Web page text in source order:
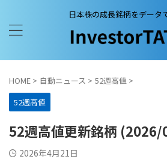
日本株の成長銘柄をデータ
HOME > 自動ニュース > 52週高値 >
52週高値
52週高値更新銘柄
2026年4月21日